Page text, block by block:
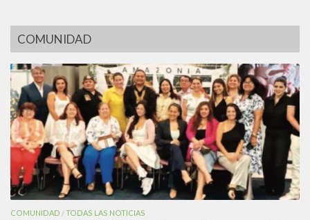
COMUNIDAD
COMUNIDAD /TODAS LAS NOTICIAS